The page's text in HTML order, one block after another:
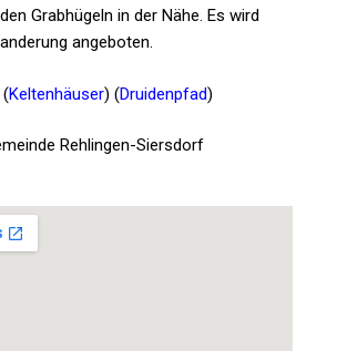
Grabhügeln in der Nähe. Es wird
angeboten.
(Keltenhäuser) (Druidenpfad)
Rehlingen-Siersdorf